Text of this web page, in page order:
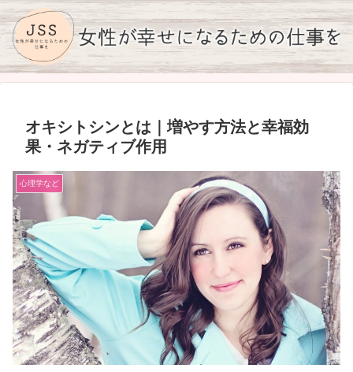
オキシトシンとは｜増やす方法と幸福効
果・ネガティブ作用
心理学など